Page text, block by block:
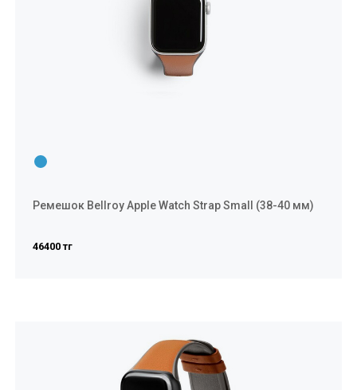
Ремешок Bellroy Apple Watch Strap Small (38-40 мм)
46400 тг